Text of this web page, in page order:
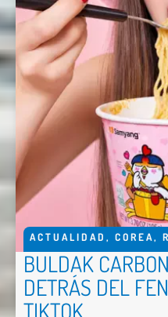
ACTUALIDAD , COREA,
BULDAK
DETRÁS DEL
TIKTOK